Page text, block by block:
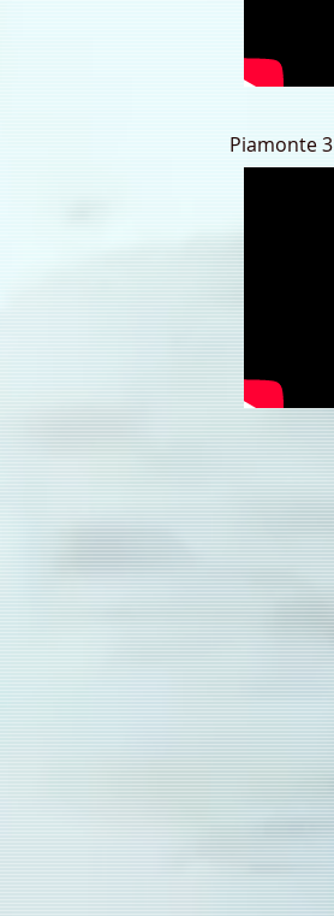
Piamonte 3